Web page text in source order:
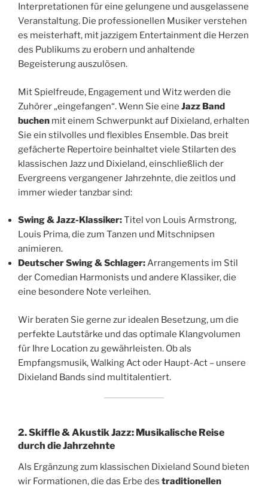
Interpretationen für eine gelungene und ausgelassene
Veranstaltung. Die professionellen Musiker verstehen
es meisterhaft, mit jazzigem Entertainment die Herzen
des Publikums zu erobern und anhaltende
Begeisterung auszulösen.
Mit Spielfreude, Engagement und Witz werden die
Zuhörer „eingefangen“. Wenn Sie eine Jazz Band
buchen mit einem Schwerpunkt auf Dixieland, erhalten
Sie ein stilvolles und flexibles Ensemble. Das breit
gefächerte Repertoire beinhaltet viele Stilarten des
klassischen Jazz und Dixieland, einschließlich der
Evergreens vergangener Jahrzehnte, die zeitlos und
immer wieder tanzbar sind:
Swing & Jazz-Klassiker:Titel von Louis Armstrong,
Louis Prima, die zum Tanzen und Mitschnipsen
animieren.
Deutscher Swing & Schlager:Arrangements im Stil
der Comedian Harmonists und andere Klassiker, die
eine besondere Note verleihen.
Wir beraten Sie gerne zur idealen Besetzung, um die
perfekte Lautstärke und das optimale Klangvolumen
für Ihre Location zu gewährleisten. Ob als
Empfangsmusik, Walking Act oder Haupt-Act – unsere
Dixieland Bands sind multitalentiert.
2. Skiffle & Akustik Jazz: Musikalische Reise
durch die Jahrzehnte
Als Ergänzung zum klassischen Dixieland Sound bieten
wir Formationen, die das Erbe des traditionellen